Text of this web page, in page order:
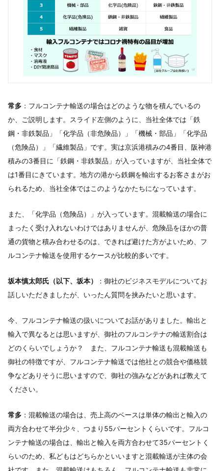
常多 ：フルコンテナ輸送の場合はどのような物を積んでいるの
か、ご説明します。スライド左側のように、当社全体では「鉄
鋼・非鉄製品」「化学品（非危険品）」「機械・部品」「化学品
（危険品）」「繊維製品」です。実は京浜港積みの4番目、阪神港
積みの3番目に「鉄鋼・非鉄製品」が入っていますが、当社全体で
は1番目にきています。地方の港から鉄鋼を輸出するお客さまがお
られるため、当社全体ではこのようなかたちになっています。
また、「化学品（危険品）」が入っています。混載輸送の場合に
まったく受け入れないわけではありませんが、危険品をほかの普
通の貨物と積み合わせるのは、できれば避けた方がよいため、フ
ルコンテナ輸送を使用するケースが比較的多いです。
坂本慎太郎氏（以下、坂本）
：御社のビジネスモデルについてお
話しいただきましたが、いったん質問を挟みたいと思います。
今、フルコンテナ輸送の扱いについてお話がありました。輸出と
輸入で異なるとは思いますが、御社のフルコンテナの輸送割合は
どのくらいでしょうか？ また、フルコンテナ輸送も混載輸送も
御社の特徴ですが、フルコンテナ輸送では他社との競合や価格競
争などありそうに思いますので、御社の強みなどがあれば教えて
ください。
常多 ：混載輸送の場合は、売上高のベースは単体の輸出と輸入の
両方合わせて半分少々、つまり55パーセントくらいです。フルコ
ンテナ輸送の場合は、輸出と輸入を両方合わせて35パーセントく
らいのため、私どもはどちらかといいますと混載輸送が主体の会